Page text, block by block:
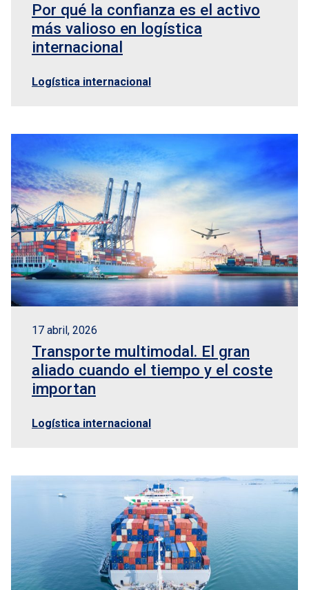
Por qué la confianza es el activo
más valioso en logística
internacional
Logística internacional
17 abril, 2026
Transporte multimodal. El gran
aliado cuando el tiempo y el coste
importan
Logística internacional